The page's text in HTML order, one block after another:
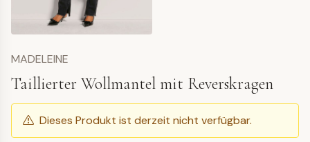
MADELEINE
Taillierter Wollmantel mit Reverskragen
Dieses Produkt ist derzeit nicht verfügbar.